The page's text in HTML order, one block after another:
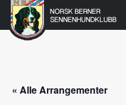
Gå
Norsk
Berner
« Alle Arrangementer